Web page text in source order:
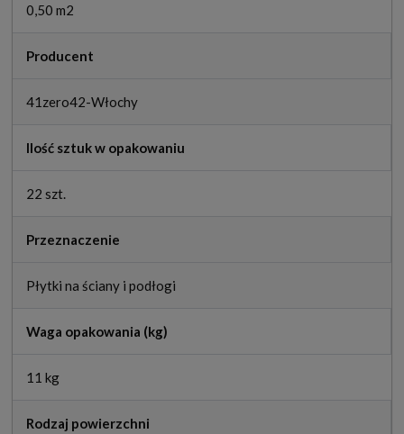
0,50 m2
Producent
41zero42-Włochy
Ilość sztuk w opakowaniu
22 szt.
Przeznaczenie
Płytki na ściany i podłogi
Waga opakowania (kg)
11 kg
Rodzaj powierzchni